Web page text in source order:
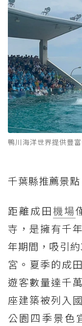
鴨川海洋世界提供豐
千葉縣推薦景
距離成田機場
寺，是擁有千
年期間，吸引
宮。夏季的成
遊客數量達千
座建築被列入
公園四季景色